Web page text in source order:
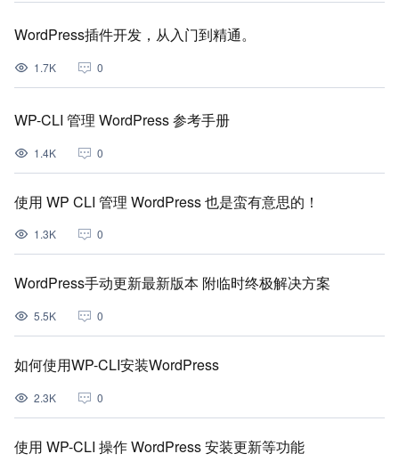
WordPress插件开发，从入门到精通。
1.7K 0
WP-CLI 管理 WordPress 参考手册
1.4K 0
使用 WP CLI 管理 WordPress 也是蛮有意思的！
1.3K 0
WordPress手动更新最新版本 附临时终极解决方案
5.5K 0
如何使用WP-CLI安装WordPress
2.3K 0
使用 WP-CLI 操作 WordPress 安装更新等功能